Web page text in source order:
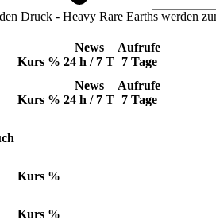
Druck - Heavy Rare Earths werden
Kurs %
News
24 h / 7 T
Aufrufe
7 Tage
Kurs %
News
24 h / 7 T
Aufrufe
7 Tage
Kurs %
Kurs %